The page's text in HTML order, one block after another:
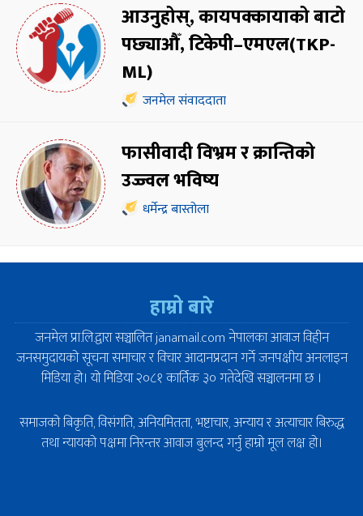
आउनुहोस्, कायपक्कायाको बाटो
पछ्याऔँ, टिकेपी–एमएल(TKP-
ML)
जनमेल संवाददाता
फासीवादी विभ्रम र क्रान्तिको
उज्ज्वल भविष्य
धर्मेन्द्र बास्तोला
हाम्रो बारे
जनमेल प्रा.लि.द्वारा सञ्चालित janamail.com नेपालका आवाज विहीन
जनसमुदायको सूचना समाचार र विचार आदानप्रदान गर्ने जनपक्षीय अनलाइन
मिडिया हो। यो मिडिया २०८१ कार्तिक ३० गतेदेखि सञ्चालनमा छ ।
समाजको बिकृति, विसंगति, अनियमितता, भष्टाचार, अन्याय र अत्याचार बिरुद्ध
तथा न्यायको पक्षमा निरन्तर आवाज बुलन्द गर्नु हाम्रो मूल लक्ष हो।